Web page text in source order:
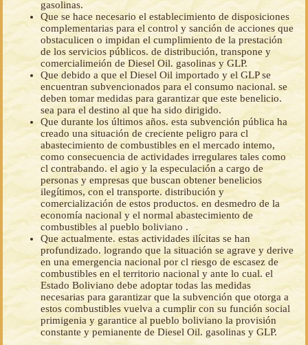
gasolinas.
Que se hace necesario el establecimiento de disposiciones
complementarias para el control y sanción de acciones que
obstaculicen o impidan el cumplimiento de la prestación
de los servicios públicos. de distribución, transpone y
comercialimeión de Diesel Oil. gasolinas y GLP.
Que debido a que el Diesel Oil importado y el GLP se
encuentran subvencionados para el consumo nacional. se
deben tomar medidas para garantizar que este benelicio.
sea para el destino al que ha sido dirigido.
Que durante los últimos años. esta subvención pública ha
creado una situación de creciente peligro para cl
abastecimiento de combustibles en el mercado intemo,
como consecuencia de actividades irregulares tales como
cl contrabando. el agio y la especulación a cargo de
personas y empresas que buscan obtener benelicios
ilegítimos, con el transporte. distribución y
comercialización de estos productos. en desmedro de la
economía nacional y el normal abastecimiento de
combustibles al pueblo boliviano .
Que actualmente. estas actividades ilícitas se han
profundizado. logrando que la situación se agrave y derive
en una emergencia nacional por cl riesgo de escasez de
combustibles en el territorio nacional y ante lo cual. el
Estado Boliviano debe adoptar todas las medidas
necesarias para garantizar que la subvención que otorga a
estos combustibles vuelva a cumplir con su función social
primigenia y garantice al pueblo boliviano la provisión
constante y pemianente de Diesel Oil. gasolinas y GLP.